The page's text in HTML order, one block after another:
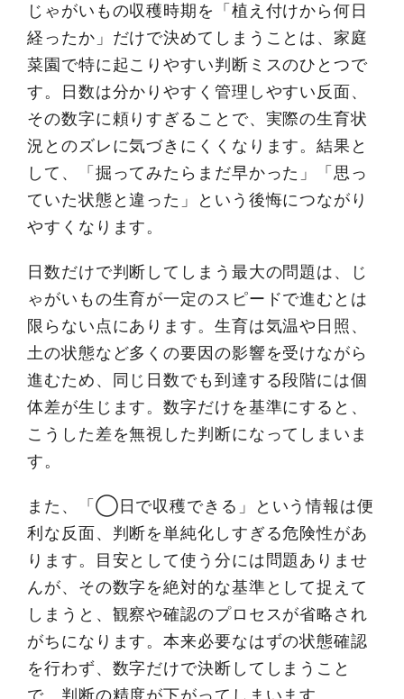
じゃがいもの収穫時期を「植え付けから何日
経ったか」だけで決めてしまうことは、家庭
菜園で特に起こりやすい判断ミスのひとつで
す。日数は分かりやすく管理しやすい反面、
その数字に頼りすぎることで、実際の生育状
況とのズレに気づきにくくなります。結果と
して、「掘ってみたらまだ早かった」「思っ
ていた状態と違った」という後悔につながり
やすくなります。
日数だけで判断してしまう最大の問題は、じ
ゃがいもの生育が一定のスピードで進むとは
限らない点にあります。生育は気温や日照、
土の状態など多くの要因の影響を受けながら
進むため、同じ日数でも到達する段階には個
体差が生じます。数字だけを基準にすると、
こうした差を無視した判断になってしまいま
す。
また、「◯日で収穫できる」という情報は便
利な反面、判断を単純化しすぎる危険性があ
ります。目安として使う分には問題ありませ
んが、その数字を絶対的な基準として捉えて
しまうと、観察や確認のプロセスが省略され
がちになります。本来必要なはずの状態確認
を行わず、数字だけで決断してしまうこと
で、判断の精度が下がってしまいます。